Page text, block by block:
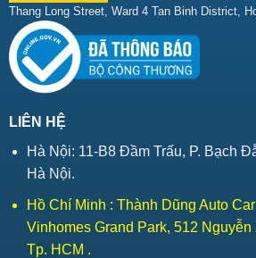
Thang Long Street, Ward 4 Tan Binh District,
LIÊN HỆ
Hà Nội: 11-B8 Đầm Trấu, P. Bạch
Hà Nội.
Hồ Chí Minh : Thành Dũng Auto
Vinhomes Grand Park, 512 Nguyễn
Tp. HCM .